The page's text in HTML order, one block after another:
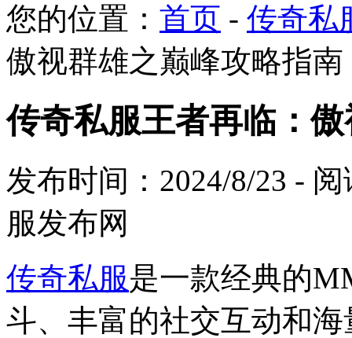
您的位置： 首页 - 传奇私
傲视群雄之巅峰攻略指南
传奇私服王者再临：
发布时间：2024/8/23 -
服发布网
传奇私服是一款经典的
斗、丰富的社交互动和